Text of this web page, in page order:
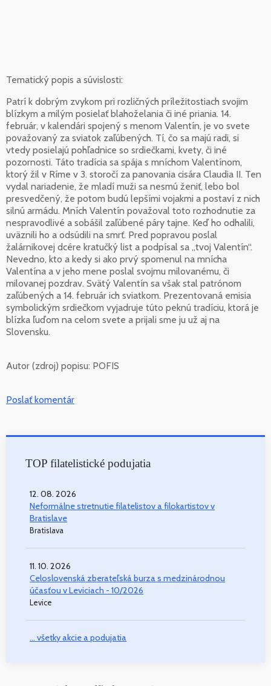
Tematický popis a súvislosti:
Patrí k dobrým zvykom pri rozličných príležitostiach svojim
blízkym a milým posielať blahoželania či iné priania. 14.
február, v kalendári spojený s menom Valentín, je vo svete
považovaný za sviatok zaľúbených. Tí, čo sa majú radi, si
vtedy posielajú pohľadnice so srdiečkami, kvety, či iné
pozornosti. Táto tradícia sa spája s mníchom Valentínom,
ktorý žil v Ríme v 3. storočí za panovania cisára Claudia II. Ten
vydal nariadenie, že mladí muži sa nesmú ženiť, lebo bol
presvedčený, že potom budú lepšími vojakmi a postaví z nich
silnú armádu. Mních Valentín považoval toto rozhodnutie za
nespravodlivé a sobášil zaľúbené páry tajne. Keď ho odhalili,
uväznili ho a odsúdili na smrť. Pred popravou poslal
žalárnikovej dcére kratučký list a podpísal sa „tvoj Valentín“.
Nevedno, kto a kedy si ako prvý spomenul na mnícha
Valentína a v jeho mene poslal svojmu milovanému, či
milovanej pozdrav. Svätý Valentín sa však stal patrónom
zaľúbených a 14. február ich sviatkom. Prezentovaná emisia
symbolickým srdiečkom vyjadruje túto peknú tradíciu, ktorá je
blízka ľuďom na celom svete a prijali sme ju už aj na
Slovensku.
Autor (zdroj) popisu: POFIS
Poslať komentár
TOP filatelistické podujatia
12. 08. 2026
Neformálne stretnutie filatelistov a filokartistov v
Bratislave
Bratislava
11. 10. 2026
Celoslovenská zberateľská burza s medzinárodnou
účasťou v Leviciach - 10/2026
Levice
... všetky akcie a podujatia